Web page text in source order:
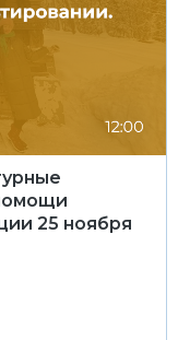
25 ноября